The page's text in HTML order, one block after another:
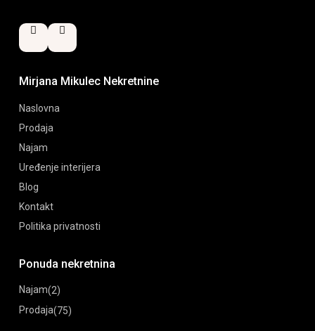
Mirjana Mikulec Nekretnine
Naslovna
Prodaja
Najam
Uređenje interijera
Blog
Kontakt
Politika privatnosti
Ponuda nekretnina
Najam(2)
Prodaja(75)